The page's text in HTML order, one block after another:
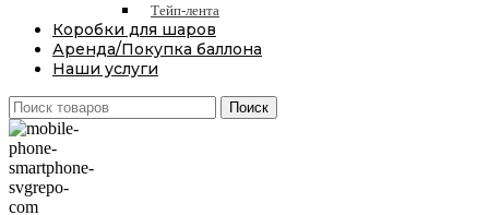
Тейп-лента
Коробки для шаров
Аренда/Покупка баллона
Наши услуги
Поиск